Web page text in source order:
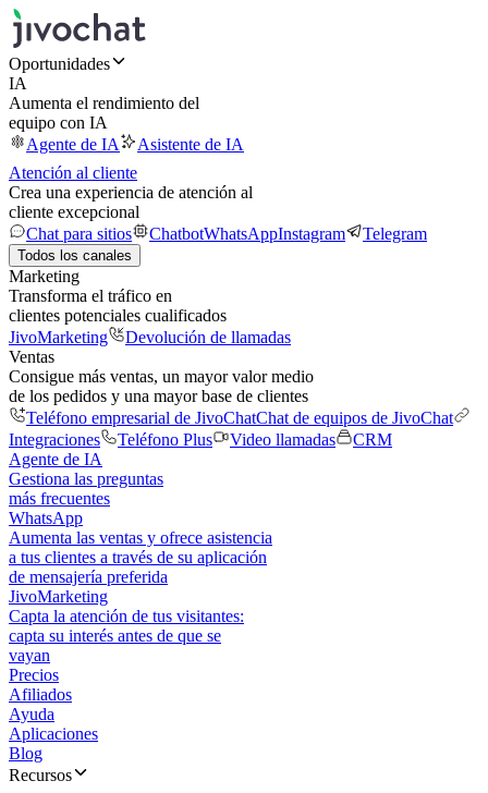
Oportunidades
IA
Aumenta el rendimiento del
equipo con IA
Agente de IA
Asistente de IA
Atención al cliente
Crea una experiencia de atención al
cliente excepcional
Chat para sitios
ChatbotWhatsAppInstagram Telegram
Todos los canales
Marketing
Transforma el tráfico en
clientes potenciales cualificados
JivoMarketing
Devolución de llamadas
Ventas
Consigue más ventas, un mayor valor medio
de los pedidos y una mayor base de clientes
Teléfono empresarial de JivoChatChat de equipos de JivoChat
Integraciones
Teléfono Plus Video llamadas
CRM
Agente de IA
Gestiona las preguntas
más frecuentes
WhatsApp
Aumenta las ventas y ofrece asistencia
a tus clientes a través de su aplicación
de mensajería preferida
JivoMarketing
Capta la atención de tus visitantes:
capta su interés antes de que se
vayan
Precios
Afiliados
Ayuda
Aplicaciones
Blog
Recursos